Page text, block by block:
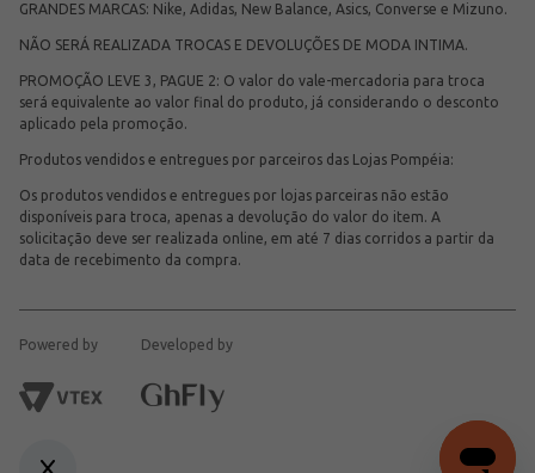
GRANDES MARCAS: Nike, Adidas, New Balance, Asics, Converse e Mizuno.
NÃO SERÁ REALIZADA TROCAS E DEVOLUÇÕES DE MODA INTIMA.
PROMOÇÃO LEVE 3, PAGUE 2: O valor do vale-mercadoria para troca
será equivalente ao valor final do produto, já considerando o desconto
aplicado pela promoção.
Produtos vendidos e entregues por parceiros das Lojas Pompéia:
Os produtos vendidos e entregues por lojas parceiras não estão
disponíveis para troca, apenas a devolução do valor do item. A
solicitação deve ser realizada online, em até 7 dias corridos a partir da
data de recebimento da compra.
Powered by Developed by